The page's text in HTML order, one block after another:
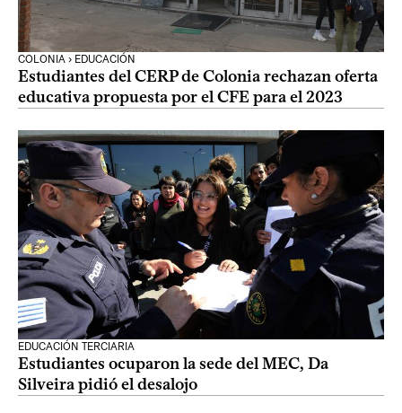
COLONIA › EDUCACIÓN
Estudiantes del CERP de Colonia rechazan oferta
educativa propuesta por el CFE para el 2023
EDUCACIÓN TERCIARIA
Estudiantes ocuparon la sede del MEC, Da
Silveira pidió el desalojo